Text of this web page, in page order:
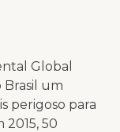
Global
Brasil um
perigoso para
2015, 50